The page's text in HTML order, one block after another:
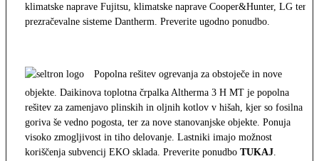
klimatske naprave Fujitsu, klimatske naprave Cooper&Hunter, LG ter
prezračevalne sisteme Dantherm. Preverite ugodno ponudbo.
Popolna rešitev ogrevanja za obstoječe in nove
objekte. Daikinova toplotna črpalka Altherma 3 H MT je popolna
rešitev za zamenjavo plinskih in oljnih kotlov v hišah, kjer so fosilna
goriva še vedno pogosta, ter za nove stanovanjske objekte. Ponuja
visoko zmogljivost in tiho delovanje. Lastniki imajo možnost
koriščenja subvencij EKO sklada. Preverite ponudbo TUKAJ.